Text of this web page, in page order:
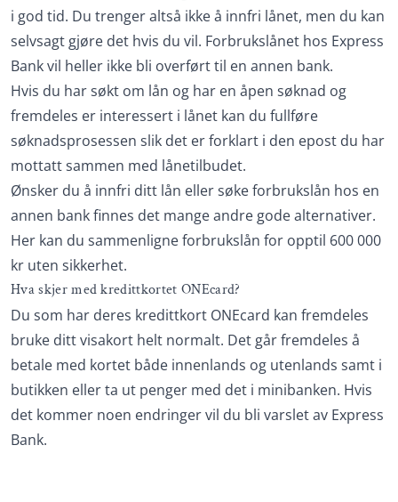
i god tid. Du trenger altså ikke å innfri lånet, men du kan
selvsagt gjøre det hvis du vil. Forbrukslånet hos Express
Bank vil heller ikke bli overført til en annen bank.
Hvis du har søkt om lån og har en åpen søknad og
fremdeles er interessert i lånet kan du fullføre
søknadsprosessen slik det er forklart i den epost du har
mottatt sammen med lånetilbudet.
Ønsker du å innfri ditt lån eller søke forbrukslån hos en
annen bank finnes det mange andre gode alternativer.
Her kan du sammenligne forbrukslån for opptil 600 000
kr uten sikkerhet.
Hva skjer med kredittkortet ONEcard?
Du som har deres kredittkort ONEcard kan fremdeles
bruke ditt visakort helt normalt. Det går fremdeles å
betale med kortet både innenlands og utenlands samt i
butikken eller ta ut penger med det i minibanken. Hvis
det kommer noen endringer vil du bli varslet av Express
Bank.